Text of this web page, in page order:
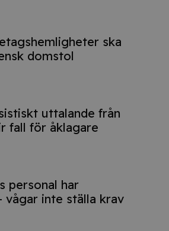
ska
domstol
uttalande från
fall för åklagare
personal har
vågar inte ställa krav